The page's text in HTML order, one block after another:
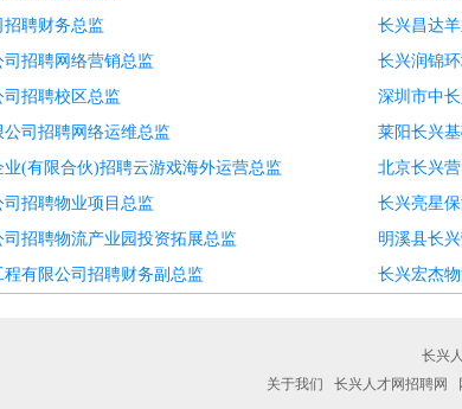
聘财务总监
长兴昌达
招聘网络营销总监
长兴润锦
招聘校区总监
深圳市中
司招聘网络运维总监
莱阳长兴
(有限合伙)招聘云游戏海外运营总监
北京长兴
招聘物业项目总监
长兴亮星
招聘物流产业园投资拓展总监
明溪县长
有限公司招聘财务副总监
长兴宏杰
长兴
关于我们
长兴人才网招聘网